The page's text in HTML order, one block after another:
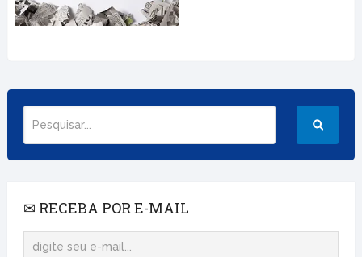
✉ RECEBA POR E-MAIL